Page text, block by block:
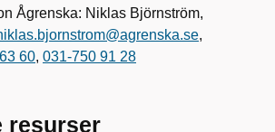
Ågrenska: Niklas Björnström,
,
60, 031-750 91 28
resurser